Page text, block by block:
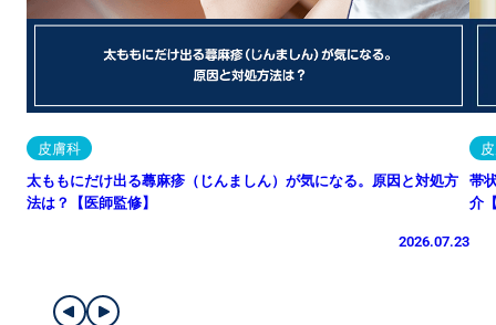
皮膚科
太ももにだけ出る蕁麻疹（じんましん）が気になる。原因と対処方
法は？【医師監修】
2026.07.23
帯
介